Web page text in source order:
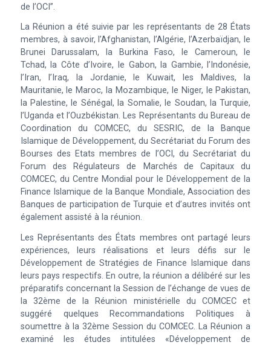
de l’OCI”.
La Réunion a été suivie par les représentants de 28 États
membres, à savoir, l’Afghanistan, l’Algérie, l’Azerbaïdjan, le
Brunei Darussalam, la Burkina Faso, le Cameroun, le
Tchad, la Côte d’Ivoire, le Gabon, la Gambie, l’Indonésie,
l’Iran, l’Iraq, la Jordanie, le Kuwait, les Maldives, la
Mauritanie, le Maroc, la Mozambique, le Niger, le Pakistan,
la Palestine, le Sénégal, la Somalie, le Soudan, la Turquie,
l’Uganda et l’Ouzbékistan. Les Représentants du Bureau de
Coordination du COMCEC, du SESRIC, de la Banque
Islamique de Développement, du Secrétariat du Forum des
Bourses des Etats membres de l’OCI, du Secrétariat du
Forum des Régulateurs de Marchés de Capitaux du
COMCEC, du Centre Mondial pour le Développement de la
Finance Islamique de la Banque Mondiale, Association des
Banques de participation de Turquie et d’autres invités ont
également assisté à la réunion.
Les Représentants des États membres ont partagé leurs
expériences, leurs réalisations et leurs défis sur le
Développement de Stratégies de Finance Islamique dans
leurs pays respectifs. En outre, la réunion a délibéré sur les
préparatifs concernant la Session de l’échange de vues de
la 32ème de la Réunion ministérielle du COMCEC et
suggéré quelques Recommandations Politiques à
soumettre à la 32ème Session du COMCEC. La Réunion a
examiné les études intitulées «Développement de